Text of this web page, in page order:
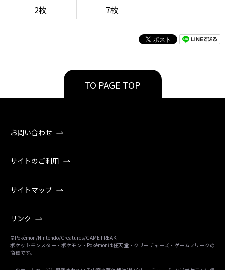
2枚 7枚
TO PAGE TOP
お問い合わせ
サイトのご利用
サイトマップ
リンク
©Pokémon/Nintendo/Creatures/GAME FREAK
ポケットモンスター・ポケモン・Pokémonは任天堂・クリーチャーズ・ゲームフリークの
商標です。